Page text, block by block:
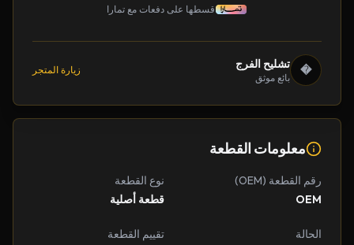
قسطها على دفعات مع تمارا
� تشليح الفرج
بائع موثق
زيارة المتجر
معلومات القطعة
رقم القطعة (OEM)
OEM
نوع القطعة
قطعة أصلية
الحالة
تقييم القطعة